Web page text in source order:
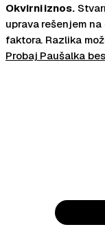
Okvirni iznos.
uprava rešenjem
faktora. Razlika
Probaj Paušalka